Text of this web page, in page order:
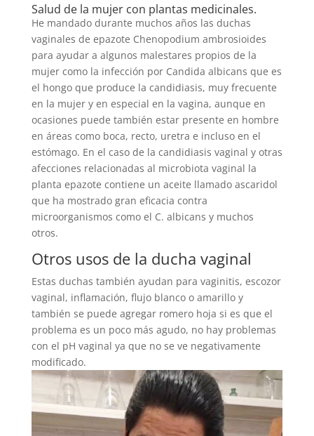
Salud de la mujer con plantas medicinales.
He mandado durante muchos años las duchas
vaginales de epazote Chenopodium ambrosioides
para ayudar a algunos malestares propios de la
mujer como la infección por Candida albicans que es
el hongo que produce la candidiasis, muy frecuente
en la mujer y en especial en la vagina, aunque en
ocasiones puede también estar presente en hombre
en áreas como boca, recto, uretra e incluso en el
estómago. En el caso de la candidiasis vaginal y otras
afecciones relacionadas al microbiota vaginal la
planta epazote contiene un aceite llamado ascaridol
que ha mostrado gran eficacia contra
microorganismos como el C. albicans y muchos
otros.
Otros usos de la ducha vaginal
Estas duchas también ayudan para vaginitis, escozor
vaginal, inflamación, flujo blanco o amarillo y
también se puede agregar romero hoja si es que el
problema es un poco más agudo, no hay problemas
con el pH vaginal ya que no se ve negativamente
modificado.